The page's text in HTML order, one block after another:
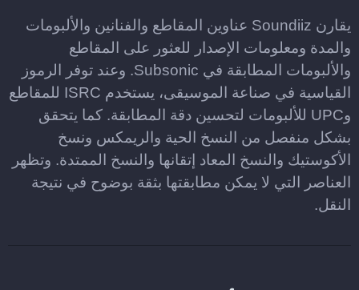
يقارن Soundiiz عناوين المقاطع والفنانين والألبومات
والمدة ومعلومات الإصدار للعثور على المقاطع
والألبومات المطابقة في Subsonic. وعند توفر الرموز
القياسية في صناعة الموسيقى، يستخدم ISRC للمقاطع
وUPC للألبومات لتحسين دقة المطابقة. كما يتحقق
بشكل منفصل من النسخ الحية والريمكس ونسخ
الأكوستيك والنسخ المعاد إتقانها والنسخ الممتدة. وتظهر
العناصر التي لا يمكن مطابقتها بثقة بوضوح في نتيجة
النقل.